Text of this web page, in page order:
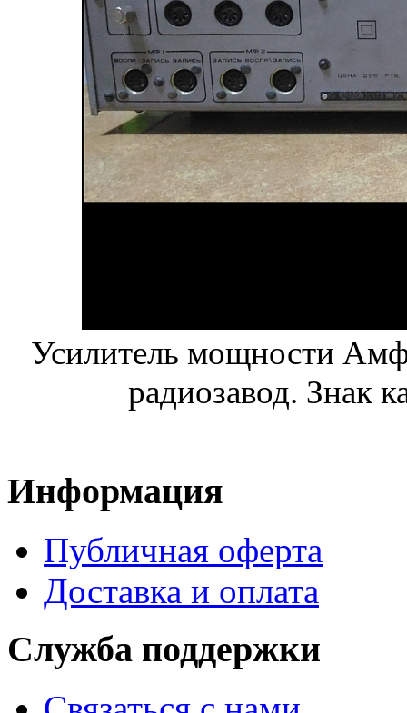
Усилитель мощности
радиозавод. Знак
Информация
Публичная оферта
Доставка и оплата
Служба поддержки